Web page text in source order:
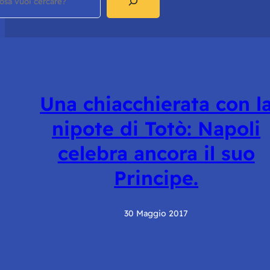
Una chiacchierata con
nipote di Totò: Napoli
celebra ancora il suo
Principe.
30 Maggio 2017